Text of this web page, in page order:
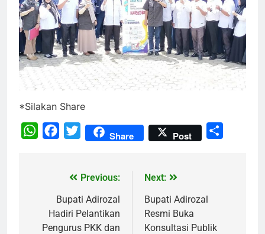
*Silakan Share
WhatsAppFacebook
TwitterShare Post
Previous:
Bupati Adirozal
Hadiri Pelantikan
Pengurus PKK dan
Next:
Bupati Adirozal
Resmi Buka
Konsultasi Publik